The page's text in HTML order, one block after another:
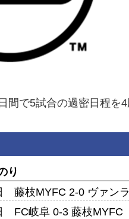
間で5試合の過密日程を
り
藤枝MYFC 2-0 ヴァン
FC岐阜 0-3 藤枝MYFC